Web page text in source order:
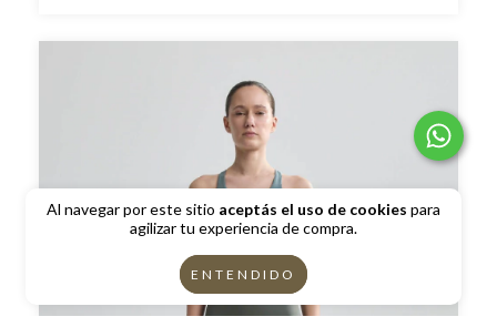
Al navegar por este sitio aceptás el uso de cookies para
agilizar tu experiencia de compra.
ENTENDIDO